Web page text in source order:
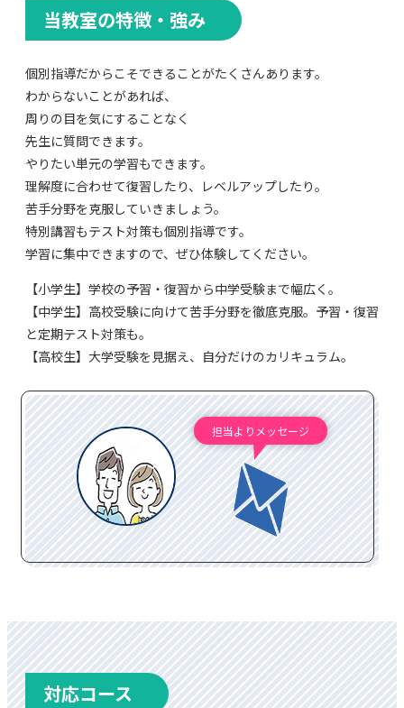
当教室の特徴・強み
個別指導だからこそできることがたくさんあります。
わからないことがあれば、
周りの目を気にすることなく
先生に質問できます。
やりたい単元の学習もできます。
理解度に合わせて復習したり、レベルアップしたり。
苦手分野を克服していきましょう。
特別講習もテスト対策も個別指導です。
学習に集中できますので、ぜひ体験してください。
【小学生】学校の予習・復習から中学受験まで幅広く。
【中学生】高校受験に向けて苦手分野を徹底克服。予習・復習
と定期テスト対策も。
【高校生】大学受験を見据え、自分だけのカリキュラム。
担当よりメッセージ
対応コース